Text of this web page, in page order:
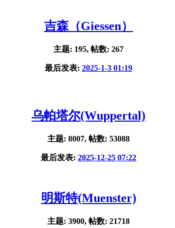
吉森（Giessen）
主题: 195, 帖数: 267
最后发表: 2025-1-3 01:19
乌帕塔尔(Wuppertal)
主题: 8007, 帖数: 53088
最后发表: 2025-12-25 07:22
明斯特(Muenster)
主题: 3900, 帖数: 21718